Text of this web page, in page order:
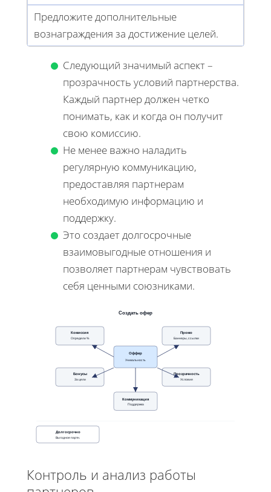
Предложите дополнительные
вознаграждения за достижение целей.
Следующий значимый аспект –
прозрачность условий партнерства.
Каждый партнер должен четко
понимать, как и когда он получит
свою комиссию.
Не менее важно наладить
регулярную коммуникацию,
предоставляя партнерам
необходимую информацию и
поддержку.
Это создает долгосрочные
взаимовыгодные отношения и
позволяет партнерам чувствовать
себя ценными союзниками.
Создать офер
Комиссия
Определи %
Промо
Баннеры, ссылки
Оффер
Уникальность
Бонусы
За цели
Прозрачность
Условия
Коммуникация
Поддержка
Долгосрочно
Выгодное партн.
Контроль и анализ работы